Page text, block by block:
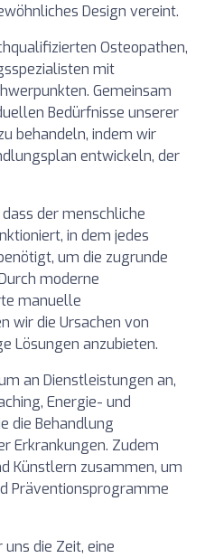
Design vereint.
Osteopathen,
mit
Gemeinsam
Bedürfnisse unserer
behandeln, indem wir
entwickeln, der
der menschliche
in dem jedes
um die zugrunde
moderne
manuelle
wir die Ursachen von
Lösungen anzubieten.
an Dienstleistungen an,
Energie- und
die Behandlung
Erkrankungen. Zudem
Künstlern zusammen, um
Präventionsprogramme
die Zeit, eine